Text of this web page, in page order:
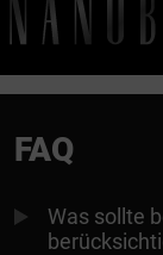
FAQ
Was sollte